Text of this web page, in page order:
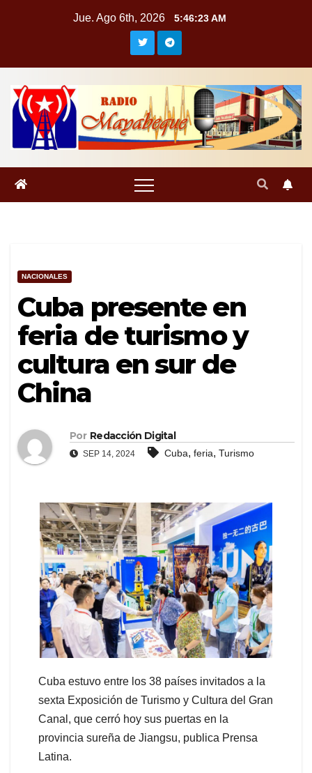
Jue. Ago 6th, 2026 5:46:24 AM
NACIONALES
Cuba presente en
feria de turismo y
cultura en sur de
China
Por Redacción Digital
SEP 14, 2024 Cuba, feria, Turismo
Cuba estuvo entre los 38 países invitados a la
sexta Exposición de Turismo y Cultura del Gran
Canal, que cerró hoy sus puertas en la
provincia sureña de Jiangsu, publica Prensa
Latina.